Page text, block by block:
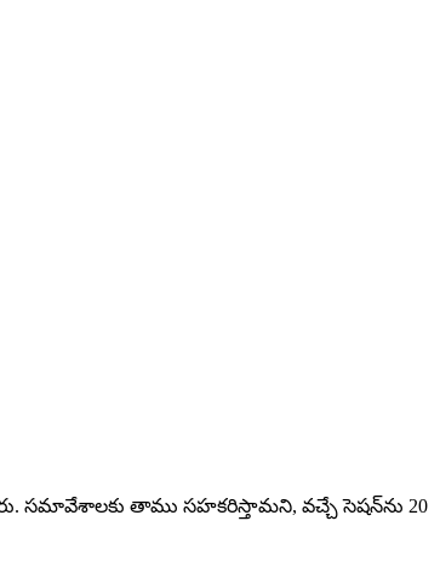
సమావేశాలకు తాము సహకరిస్తామని, వచ్చే సెషన్‌ను 20